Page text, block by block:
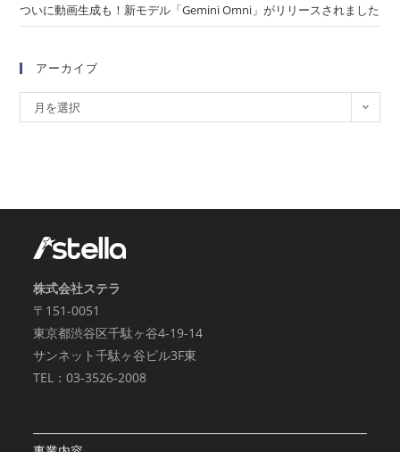
ついに動画生成も！新モデル「Gemini Omni」がリリースされました
アーカイブ
月を選択
株式会社ステラ
〒151-0051
東京都渋谷区千駄ヶ谷4-19-14
サンネット千駄ヶ谷ビル3F東
TEL：03-3526-2008